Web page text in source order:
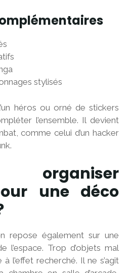
stylisés
héros ou orné de stickers
l’ensemble. Il devient
comme celui d’un hacker
organiser
une déco
repose également sur une
l’espace. Trop d’objets mal
l’effet recherché. Il ne s’agit